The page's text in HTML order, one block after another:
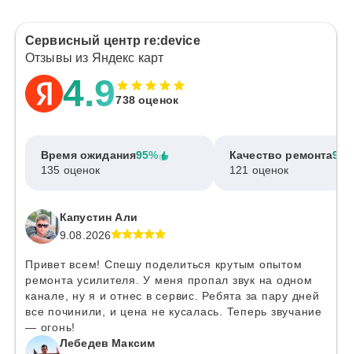
Сервисный центр re:device
Отзывы из Яндекс карт
4.9738 оценок
Время ожидания95%
135 оценок
Качество ремонта
121 оценок
Капустин Али
9.08.2026
Привет всем! Спешу поделиться крутым опытом
ремонта усилителя. У меня пропал звук на одном
канале, ну я и отнес в сервис. Ребята за пару дней
все починили, и цена не кусалась. Теперь звучание
— огонь!
Лебедев Максим